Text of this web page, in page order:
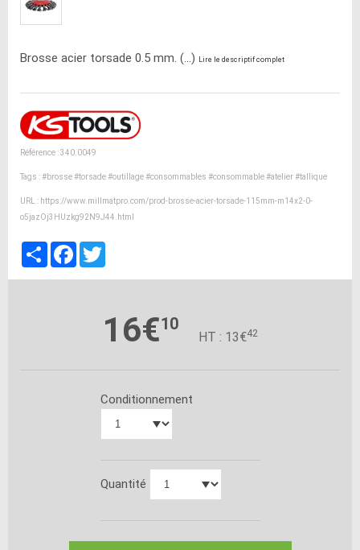
Brosse acier torsade 0.5 mm. (...) Lire le descriptif complet
Référence : 340.0049
Tags :#brosse#torsade#outillage#consommables #consommable#atelier#tallique
URL : https://www.millmatpro.com/prod-brosse-acier-torsade-115mm-m14x2-0-
o5jazOj3HUzkg92N9J44.html
PartagerFacebook
16€10
HT : 13€42
Conditionnement
Quantité